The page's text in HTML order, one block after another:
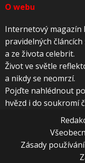
O webu
Internetový magazín
pravidelných
a ze života celebrit.
Život ve světle
a nikdy se neomrzí.
Pojďte nahlédnout
hvězd i do soukromí
Zásady